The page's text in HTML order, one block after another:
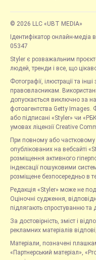
© 2026 LLC «UBT MEDIA»
Ідентифікатор онлайн-медіа
05347
Styler є розважальним
людей, тренди і все, що
Фотографії, ілюстрації та
правовласникам.
допускається виключно за
фотоагентства Getty Images.
або підписані «Styler» чи
умовах ліцензії Creative
При повному або частковому
опублікованих на вебсайті
розміщення активного
індексації пошуковими
розміщене безпосередньо в
Редакція «Styler» може не
Оціночні судження,
підлягають спростуванню та
За достовірність, зміст і
рекламних матеріалів
Матеріали, позначені
«Партнерський матеріал»,